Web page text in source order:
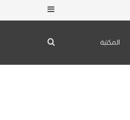
المكتبة